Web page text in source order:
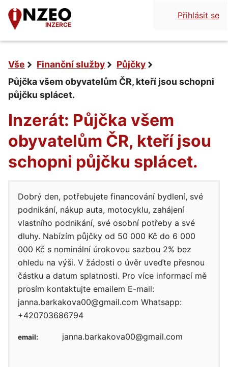
INZERCE
Přihlásit se
Vše Finanční služby
Půjčky
Půjčka všem obyvatelům ČR, kteří jsou schopni
půjčku splácet.
Inzerát: Půjčka všem
obyvatelům ČR, kteří jsou
schopni půjčku splácet.
Dobrý den, potřebujete financování bydlení, své
podnikání, nákup auta, motocyklu, zahájení
vlastního podnikání, své osobní potřeby a své
dluhy. Nabízím půjčky od 50 000 Kč do 6 000
000 Kč s nominální úrokovou sazbou 2% bez
ohledu na výši. V žádosti o úvěr uveďte přesnou
částku a datum splatnosti. Pro více informací mě
prosím kontaktujte emailem E-mail:
janna.barkakova00@gmail.com Whatsapp:
+420703686794
email: janna.barkakova00@gmail.com